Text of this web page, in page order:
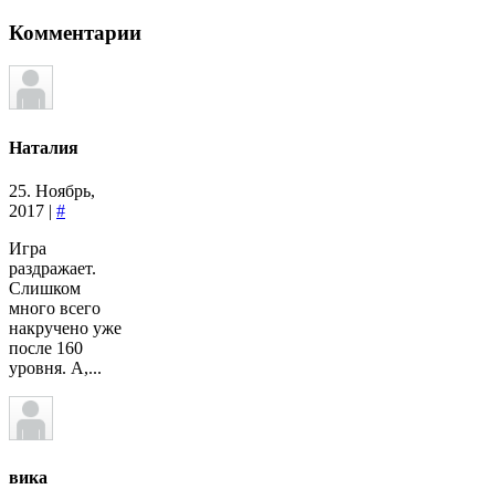
Комментарии
Наталия
25. Ноябрь,
2017 | #
Игра
раздражает.
Слишком
много всего
накручено уже
после 160
уровня. А,...
вика